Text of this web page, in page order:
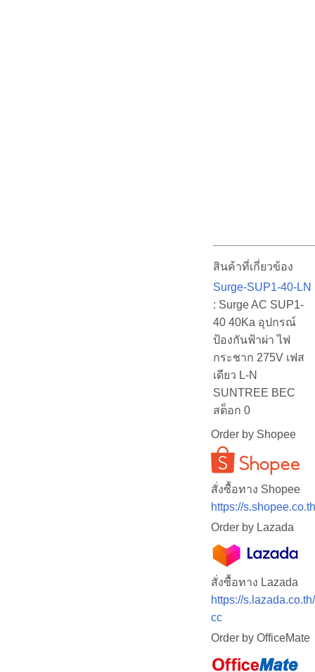
สินค้าที่เกี่ยวข้อง
Surge-SUP1-40-LN
: Surge AC SUP1-
40 40Ka อุปกรณ์
ป้องกันฟ้าผ่า ไฟ
กระชาก 275V เฟส
เดียว L-N
SUNTREE BEC
สต็อก 0
Order by Shopee
สั่งซื้อทาง Shopee
https://
Order by Lazada
สั่งซื้อทาง Lazada
https://
cc
Order by OfficeMate